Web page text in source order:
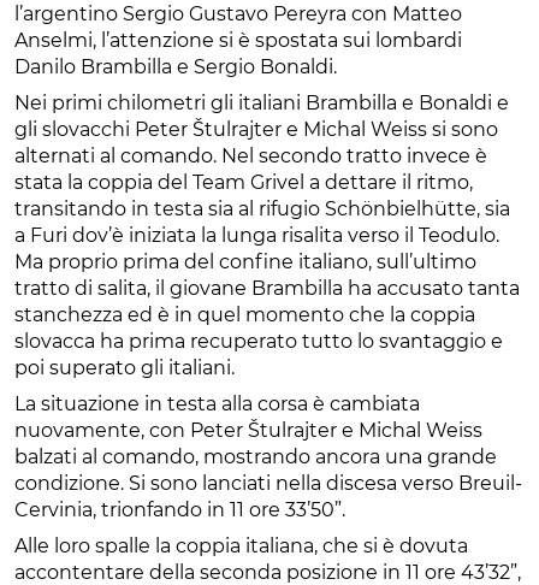
l’argentino Sergio Gustavo Pereyra con Matteo
Anselmi, l’attenzione si è spostata sui lombardi
Danilo Brambilla e Sergio Bonaldi.
Nei primi chilometri gli italiani Brambilla e Bonaldi e
gli slovacchi Peter Štulrajter e Michal Weiss si sono
alternati al comando. Nel secondo tratto invece è
stata la coppia del Team Grivel a dettare il ritmo,
transitando in testa sia al rifugio Schönbielhütte, sia
a Furi dov’è iniziata la lunga risalita verso il Teodulo.
Ma proprio prima del confine italiano, sull’ultimo
tratto di salita, il giovane Brambilla ha accusato tanta
stanchezza ed è in quel momento che la coppia
slovacca ha prima recuperato tutto lo svantaggio e
poi superato gli italiani.
La situazione in testa alla corsa è cambiata
nuovamente, con Peter Štulrajter e Michal Weiss
balzati al comando, mostrando ancora una grande
condizione. Si sono lanciati nella discesa verso Breuil-
Cervinia, trionfando in 11 ore 33’50”.
Alle loro spalle la coppia italiana, che si è dovuta
accontentare della seconda posizione in 11 ore 43’32”,